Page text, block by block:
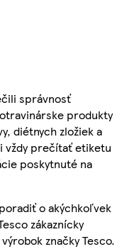
správnosť
produkty
diétnych zložiek a
vždy prečítať etiketu
poskytnuté na
o akýchkoľvek
zákaznícky
značky Tesco.